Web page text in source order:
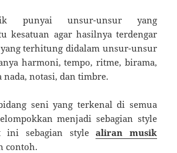
punyai unsur-unsur yang
kesatuan agar hasilnya terdengar
terhitung didalam unsur-unsur
harmoni, tempo, ritme, birama,
nada, notasi, dan timbre.
seni yang terkenal di semua
menjadi sebagian style
ini sebagian stylealiran musik
contoh.